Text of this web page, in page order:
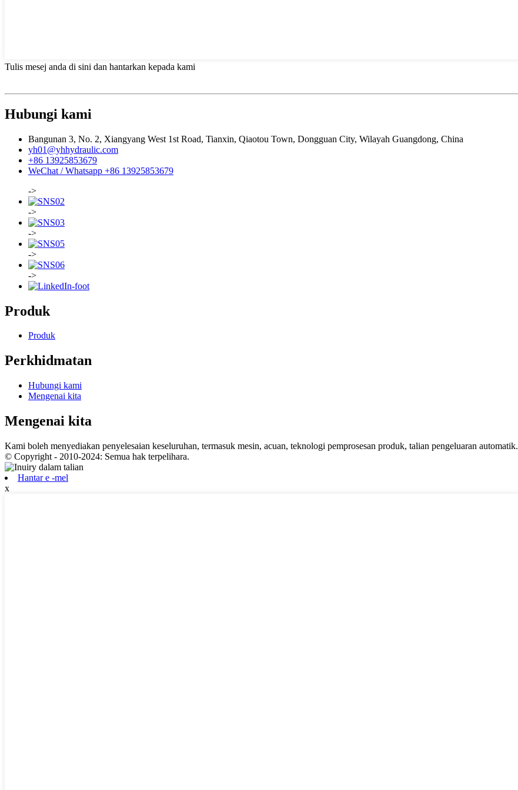
Tulis mesej anda di sini dan hantarkan kepada kami
Hubungi kami
Bangunan 3, No. 2, Xiangyang West 1st Road, Tianxin, Qiaotou Town, Dongguan City, Wilayah Guangdong, China
yh01@yhhydraulic.com
+86 13925853679
WeChat / Whatsapp +86 13925853679
->
->
->
->
->
Produk
Produk
Perkhidmatan
Hubungi kami
Mengenai kita
Mengenai kita
Kami boleh menyediakan penyelesaian keseluruhan, termasuk mesin, acuan, teknologi pemprosesan produk, talian pengeluaran automatik.
© Copyright - 2010-2024: Semua hak terpelihara.
Hantar e -mel
x